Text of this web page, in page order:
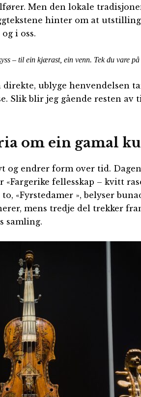
Men den lokale
hinter om at
i oss.
– til ein kjærast, ein venn. Tek du vare
ublyge henvendelsen
Slik blir jeg gående resten av
om ein gamal
og endrer form over tid.
«Fargerike fellesskap – kvitt
«Fyrstedamer », belyser
mens tredje del trekker
samling.